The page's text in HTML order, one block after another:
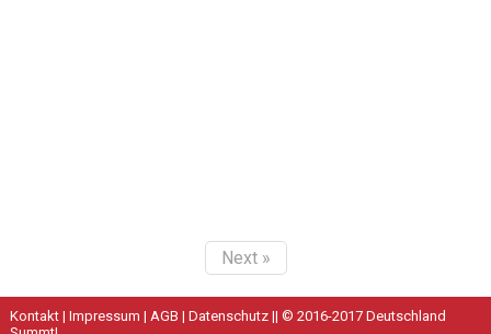
Next »
Kontakt| Impressum | AGB | Datenschutz|| © 2016-2017 Deutschland